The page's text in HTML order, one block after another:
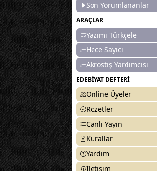
Son Yorumlananlar
ARAÇLAR
Yazımı Türkçele
Hece Sayıcı
Akrostiş Yardımcısı
EDEBİYAT DEFTERİ
Online Üyeler
Rozetler
Canlı Yayın
Kurallar
Yardım
İletişim